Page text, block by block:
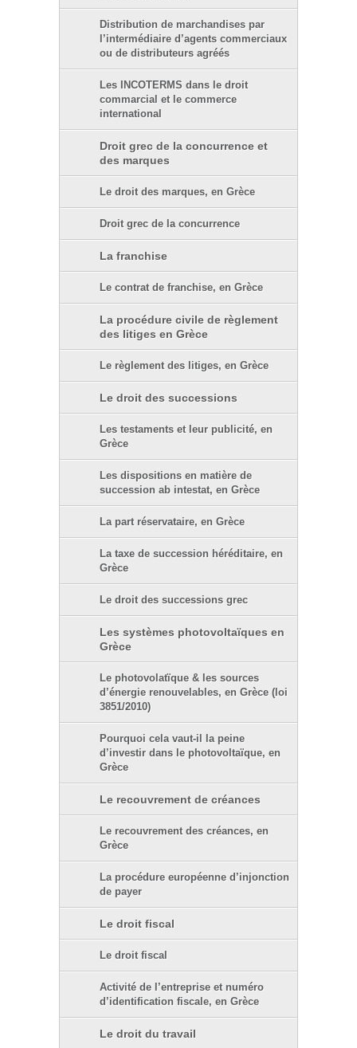
Distribution de marchandises par
l’intermédiaire d’agents commerciaux
ou de distributeurs agréés
Les INCOTERMS dans le droit
commarcial et le commerce
international
Droit grec de la concurrence et
des marques
Le droit des marques, en Grèce
Droit grec de la concurrence
La franchise
Le contrat de franchise, en Grèce
La procédure civile de règlement
des litiges en Grèce
Le règlement des litiges, en Grèce
Le droit des successions
Les testaments et leur publicité, en
Grèce
Les dispositions en matière de
succession ab intestat, en Grèce
La part réservataire, en Grèce
La taxe de succession héréditaire, en
Grèce
Le droit des successions grec
Les systèmes photovoltaïques en
Grèce
Le photovolatïque & les sources
d’énergie renouvelables, en Grèce (loi
3851/2010)
Pourquoi cela vaut-il la peine
d’investir dans le photovoltaïque, en
Grèce
Le recouvrement de créances
Le recouvrement des créances, en
Grèce
La procédure européenne d’injonction
de payer
Le droit fiscal
Le droit fiscal
Activité de l’entreprise et numéro
d’identification fiscale, en Grèce
Le droit du travail